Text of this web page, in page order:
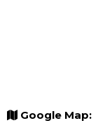
Google Map: